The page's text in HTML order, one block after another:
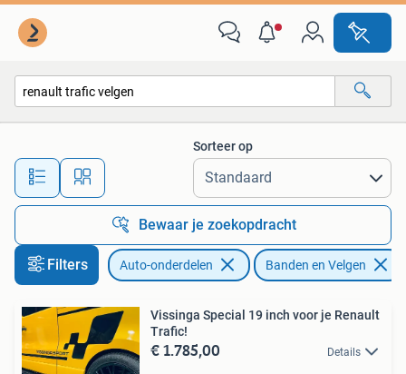
Alle afstanden…
Sorteer op
Bewaar je zoekopdracht
Filters Auto-onderdelen Banden en Velgen
Vissinga Special 19 inch voor je Renault
Trafic!
€ 1.785,00 Details